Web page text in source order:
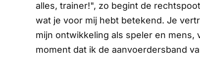
alles, trainer!", zo begint de
wat je voor mij hebt betekend. Je
mijn ontwikkeling als speler en
moment dat ik de aanvoerdersband